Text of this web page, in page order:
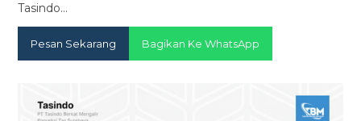
Tasindo…
Pesan Sekarang Bagikan Ke WhatsApp